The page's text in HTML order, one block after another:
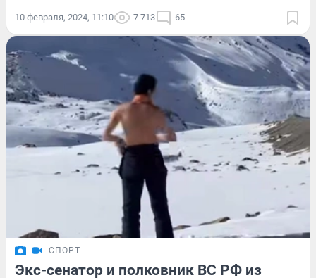
10 февраля, 2024, 11:10 7 713 65
СПОРТ
Экс-сенатор и полковник ВС РФ из